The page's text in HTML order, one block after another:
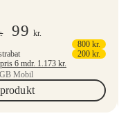
99 kr.
800 kr.
200 kr.
Mindstepris 6 mdr. 1.173 kr.
Mobil